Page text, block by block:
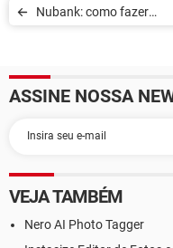
Nubank: como fazer
ASSINE NOSSA
VEJA TAMBÉM
Nero AI Photo Tagger